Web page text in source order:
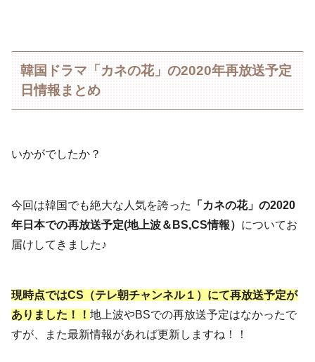
韓国ドラマ「カネの花」の2020年再放送予定
日情報まとめ
いかがでしたか？
今回は韓国でも絶大な人気を誇った
「カネの花」の2020
年日本での再放送予定(地上波＆BS,CS情報） についてお
届けしてきました♪
現時点ではCS（テレ朝チャンネル１）にて再放送予定が
ありました！！ 地上波やBSでの再放送予定はなかったで
すが、また最新情報があれば更新しますね！！